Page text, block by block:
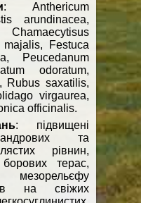
: Anthericum
arundinacea,
Festuca
Peucedanum
odoratum,
Rubus saxatilis,
virgaurea,
officinalis.
: підвищені
та
рівнин,
терас,
мезорельєфу
на свіжих